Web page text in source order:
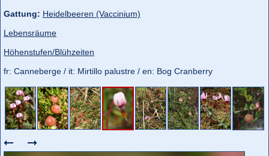
Gattung: Heidelbeeren (Vaccinium)
Lebensräume
Höhenstufen/Blühzeiten
fr: Canneberge / it: Mirtillo palustre / en: Bog Cranberry